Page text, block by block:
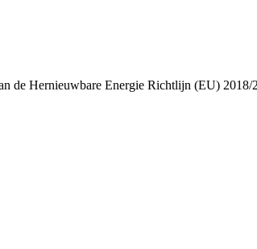
de Hernieuwbare Energie Richtlijn (EU) 2018/